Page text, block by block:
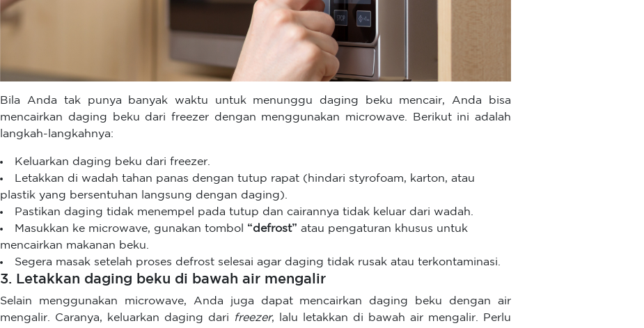
Bila Anda tak punya banyak waktu untuk menunggu daging beku mencair, Anda bisa
mencairkan daging beku dari freezer dengan menggunakan microwave. Berikut ini adalah
langkah-langkahnya:
Keluarkan daging beku dari freezer.
Letakkan di wadah tahan panas dengan tutup rapat (hindari styrofoam, karton, atau
plastik yang bersentuhan langsung dengan daging).
Pastikan daging tidak menempel pada tutup dan cairannya tidak keluar dari wadah.
Masukkan ke microwave, gunakan tombol “defrost” atau pengaturan khusus untuk
mencairkan makanan beku.
Segera masak setelah proses defrost selesai agar daging tidak rusak atau terkontaminasi.
3. Letakkan daging beku di bawah air mengalir
Selain menggunakan microwave, Anda juga dapat mencairkan daging beku dengan air
mengalir. Caranya, keluarkan daging dari
freezer, lalu letakkan di bawah air mengalir. Perlu